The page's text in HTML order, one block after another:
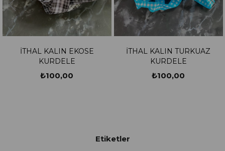
İTHAL KALIN EKOSE
KURDELE
₺100,00
İTHAL KALIN TURKUAZ
KURDELE
₺100,00
Etiketler